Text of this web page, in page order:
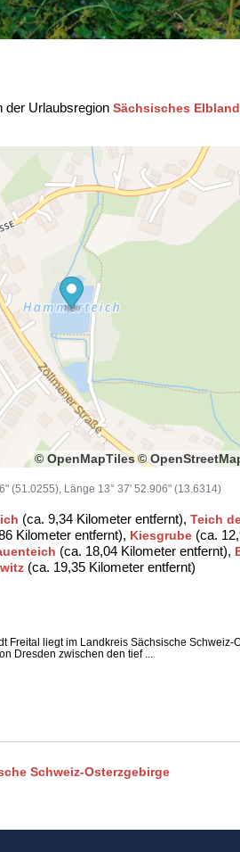
der Urlaubsregion Sächsisches Elbland
© OpenMapTiles©
(51.0255), Länge 13° 37' 52.906" (13.6314)
(ca. 9,34 Kilometer entfernt), Teich
Kilometer entfernt), Kiesgrube (ca.
(ca. 18,04 Kilometer entfernt),
(ca. 19,35 Kilometer entfernt)
Freital liegt im Landkreis Sächsische
Dresden zwischen den tief ...
Schweiz-Osterzgebirge